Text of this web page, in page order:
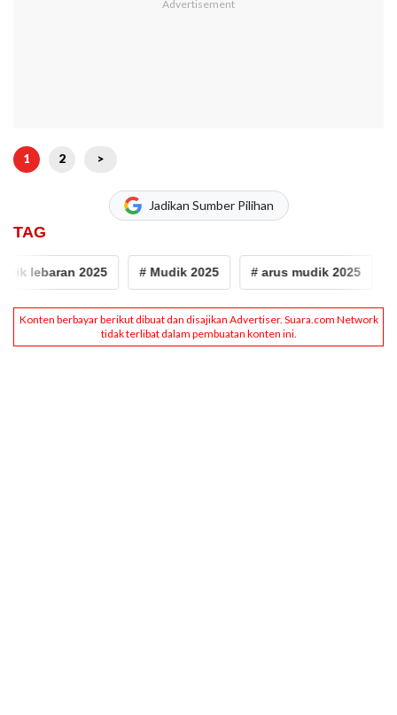
1 2 >
Jadikan Sumber Pilihan
TAG
2025 # Mudik 2025 # arus mudik 2025